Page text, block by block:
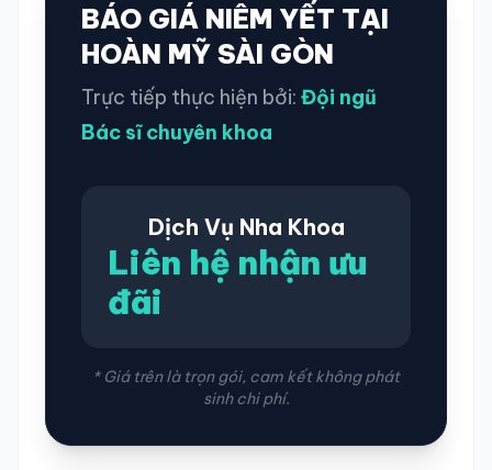
BÁO GIÁ NIÊM YẾT TẠI
HOÀN MỸ SÀI GÒN
Trực tiếp thực hiện bởi: Đội ngũ
Bác sĩ chuyên khoa
Dịch Vụ Nha Khoa
Liên hệ nhận ưu
đãi
* Giá trên là trọn gói, cam kết không phát
sinh chi phí.